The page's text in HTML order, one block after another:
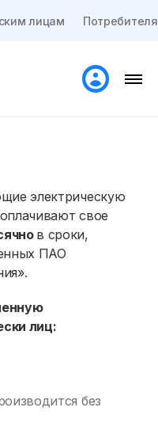
лицам
электрическую
свое
в сроки,
ПАО
лиц:
без